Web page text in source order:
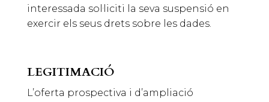
interessada sol·liciti la seva suspensió en
exercir els seus drets sobre les dades.
LEGITIMACIÓ
L’oferta prospectiva i d’ampliació